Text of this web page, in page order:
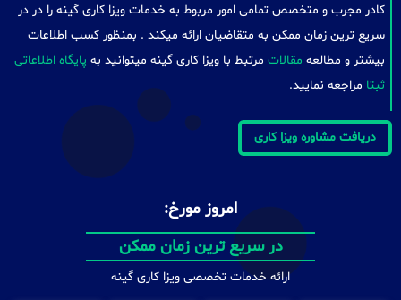
کادر مجرب و متخصص تمامی امور مربوط به خدمات ویزا کاری گینه را در در
سریع ترین زمان ممکن به متقاضیان ارائه میکند . بمنظور کسب اطلاعات
بیشتر و مطالعه مقالات مرتبط با ویزا کاری گینه میتوانید به پایگاه اطلاعاتی
ثبتا مراجعه نمایید.
دریافت مشاوره ویزا کاری
امروز مورخ:
در سریع ترین زمان ممکن
ارائه خدمات تخصصی ویزا کاری گینه